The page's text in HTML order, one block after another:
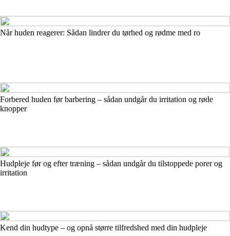
Når huden reagerer: Sådan lindrer du tørhed og rødme med ro
Forbered huden før barbering – sådan undgår du irritation og røde
knopper
Hudpleje før og efter træning – sådan undgår du tilstoppede porer og
irritation
Kend din hudtype – og opnå større tilfredshed med din hudpleje